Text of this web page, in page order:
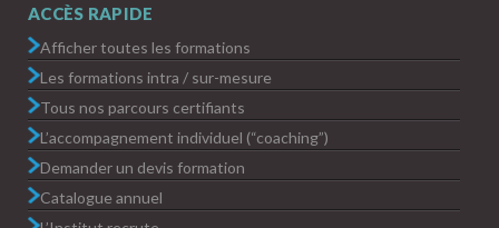
ACCÈS RAPIDE
Afficher toutes les formations
Les formations intra / sur-mesure
Tous nos parcours certifiants
L’accompagnement individuel (“coaching”)
Demander un devis formation
Catalogue annuel